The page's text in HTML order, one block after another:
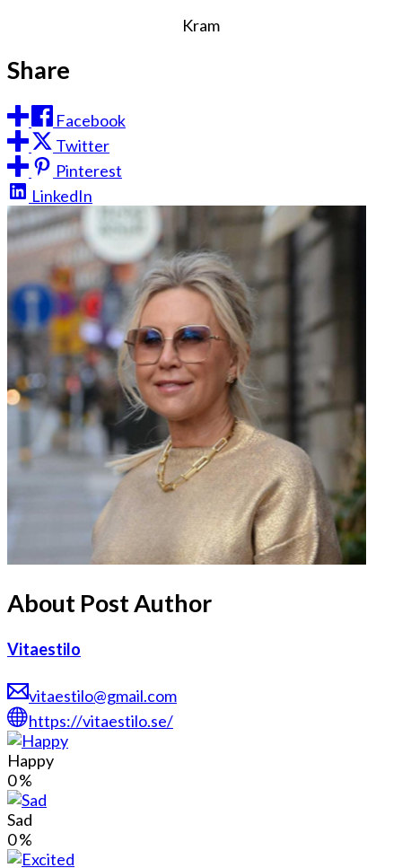
Kram
Share
Facebook
Twitter
Pinterest
LinkedIn
About Post Author
Vitaestilo
vitaestilo@gmail.com
https://vitaestilo.se/
Happy
0%
Sad
0%